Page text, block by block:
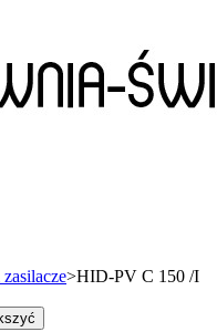
>HID-PV C 150 /I